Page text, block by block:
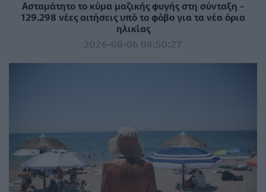
Ασταμάτητο το κύμα μαζικής φυγής στη σύνταξη -
129.298 νέες αιτήσεις υπό το φόβο για τα νέα όρια
ηλικίας
2026-08-06 08:50:27